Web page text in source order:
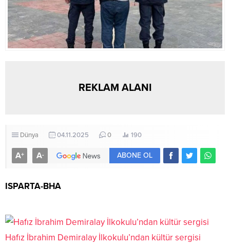
REKLAM ALANI
Dünya 04.11.2025 0 190
A+ A- ABONE OL
ISPARTA-BHA
Hafız İbrahim Demiralay İlkokulu’ndan kültür sergisi